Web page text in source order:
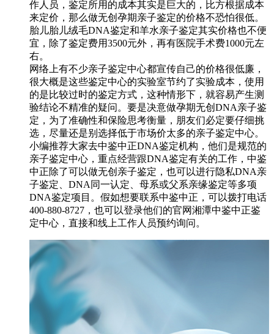
作人员，鉴定所用的成本其实是巨大的，比方根据成本
来定价，那么做无创孕期亲子鉴定的价格不恐怕很低。
胎儿胎儿绒毛DNA鉴定和羊水亲子鉴定其实价格也不便
宜，除了鉴定费用3500元外，再有医院手术费1000元左
右。
网络上有不少亲子鉴定中心都宣传自己的价格很低廉，
很大概是这些鉴定中心的实验室节约了实验成本，使用
的是比较过时的鉴定方式，这种情形下，就容易产生测
验结论不精准的疑问。要是决意做孕期无创DNA亲子鉴
定，为了准确性和保险思考衡量，朋友们必定要仔细挑
选，尽量还是别选择低于市场价太多的亲子鉴定中心。
小编推荐大家去中鉴中正DNA鉴定机构，他们是规范的
亲子鉴定中心，重点经营跟DNA鉴定有关的工作，中鉴
中正除了可以做无创亲子鉴定，也可以进行隐私DNA亲
子鉴定、DNA同一认定、母系或父系亲缘鉴定等多项
DNA鉴定项目。假如想要联系中鉴中正，可以拨打电话
400-880-8727，也可以登录他们的官网湘潭中鉴中正鉴
定中心，直接和线上工作人员预约询问。